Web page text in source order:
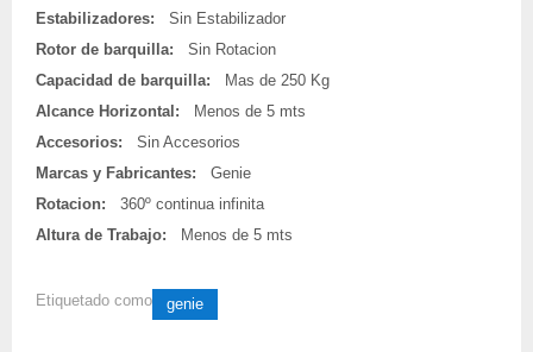
Estabilizadores:
Sin Estabilizador
Rotor de barquilla:
Sin Rotacion
Capacidad de barquilla:
Mas de 250 Kg
Alcance Horizontal:
Menos de 5 mts
Accesorios:
Sin Accesorios
Marcas y Fabricantes:
Genie
Rotacion:
360º continua infinita
Altura de Trabajo:
Menos de 5 mts
Etiquetado como genie